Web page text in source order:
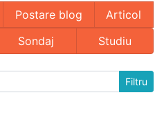
Postare blog
Articol
Sondaj Studiu